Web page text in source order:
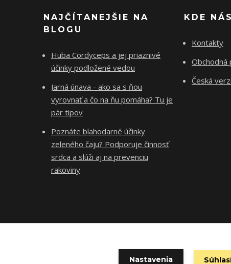
NAJČÍTANEJŠIE NA
BLOGU
Huba Cordyceps a jej priaznivé
účinky podložené vedou
Jarná únava - ako sa s ňou
vyrovnať a čo na ňu pomáha? Tu je
pár tipov
Poznáte blahodarné účinky
zeleného čaju? Podporuje činnosť
srdca a slúži aj na prevenciu
rakoviny
KDE
Kontakty
Obchodná
Česká
Copyright ©2023 Zdravie, krása & úspech -
Nastavenia